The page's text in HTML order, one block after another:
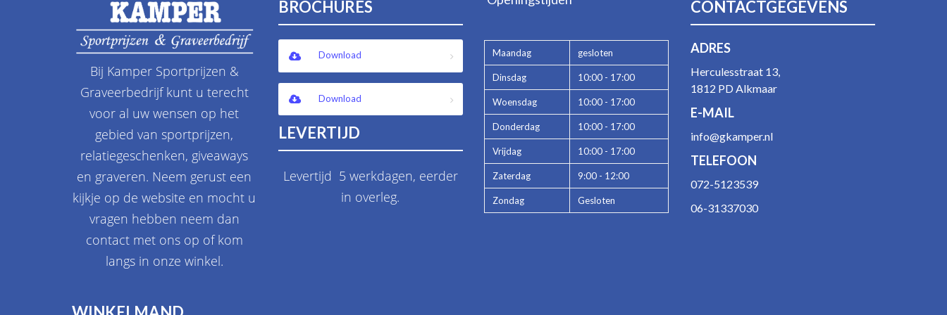
Bij Kamper Sportprijzen &
Graveerbedrijf kunt u terecht
voor al uw wensen op het
gebied van sportprijzen,
relatiegeschenken, giveaways
en graveren. Neem gerust een
kijkje op de website en mocht u
vragen hebben neem dan
contact met ons op of kom
langs in onze winkel.
BROCHURES
Download
Download
LEVERTIJD
Levertijd 5 werkdagen, eerder
in overleg.
Maandag gesloten
Dinsdag 10:00 - 17:00
Woensdag 10:00 - 17:00
Donderdag 10:00 - 17:00
Vrijdag 10:00 - 17:00
Zaterdag 9:00 - 12:00
Zondag Gesloten
CONTACTGEGEVENS
ADRES
Herculesstraat 13,
1812 PD Alkmaar
E-MAIL
info@gkamper.nl
TELEFOON
072-5123539
06-31337030